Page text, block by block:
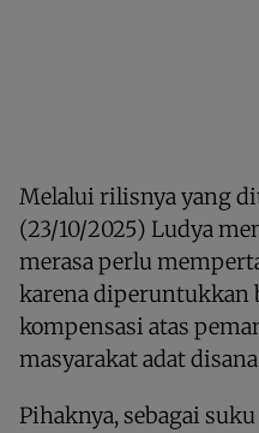
Melalui rilisnya yang
(23/10/2025) Ludya
merasa perlu
karena diperuntukkan
kompensasi atas
masyarakat adat
Pihaknya, sebagai